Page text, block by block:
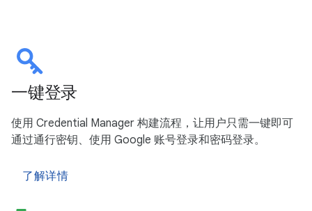
一键登录
使用 Credential Manager 构建流程，让用户只需一键即可
通过通行密钥、使用 Google 账号登录和密码登录。
了解详情